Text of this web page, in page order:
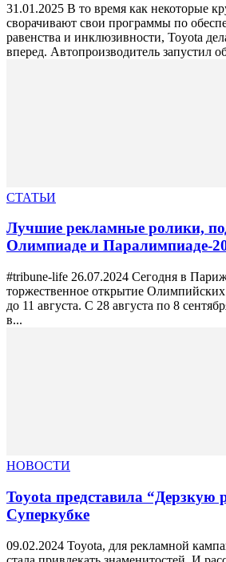
31.01.2025 В то время как некоторые
сворачивают свои программы по
равенства и инклюзивности, Toyota
вперед. Автопроизводитель запустил
СТАТЬИ
Лучшие рекламные ролики,
Олимпиаде и Паралимпиаде-
#tribune-life 26.07.2024 Сегодня в
торжественное открытие
до 11 августа. С 28 августа по 8
в...
НОВОСТИ
Toyota представила “Дерзкую
Суперкубке
09.02.2024 Toyota, для рекламной